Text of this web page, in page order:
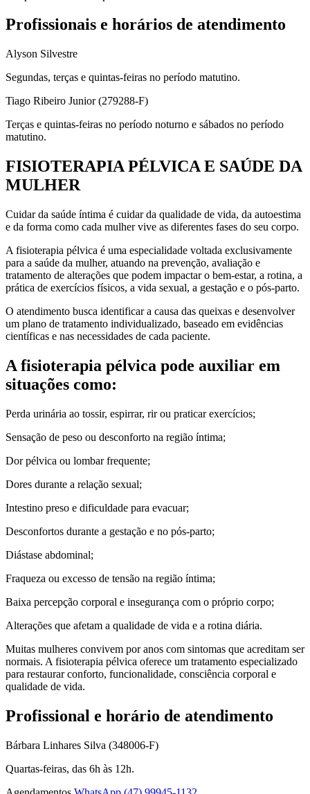
Profissionais e horários de atendimento
Alyson Silvestre
Segundas, terças e quintas-feiras no período matutino.
Tiago Ribeiro Junior (279288-F)
Terças e quintas-feiras no período noturno e sábados no período
matutino.
FISIOTERAPIA PÉLVICA E SAÚDE DA
MULHER
Cuidar da saúde íntima é cuidar da qualidade de vida, da autoestima
e da forma como cada mulher vive as diferentes fases do seu corpo.
A fisioterapia pélvica é uma especialidade voltada exclusivamente
para a saúde da mulher, atuando na prevenção, avaliação e
tratamento de alterações que podem impactar o bem-estar, a rotina, a
prática de exercícios físicos, a vida sexual, a gestação e o pós-parto.
O atendimento busca identificar a causa das queixas e desenvolver
um plano de tratamento individualizado, baseado em evidências
científicas e nas necessidades de cada paciente.
A fisioterapia pélvica pode auxiliar em
situações como:
Perda urinária ao tossir, espirrar, rir ou praticar exercícios;
Sensação de peso ou desconforto na região íntima;
Dor pélvica ou lombar frequente;
Dores durante a relação sexual;
Intestino preso e dificuldade para evacuar;
Desconfortos durante a gestação e no pós-parto;
Diástase abdominal;
Fraqueza ou excesso de tensão na região íntima;
Baixa percepção corporal e insegurança com o próprio corpo;
Alterações que afetam a qualidade de vida e a rotina diária.
Muitas mulheres convivem por anos com sintomas que acreditam ser
normais. A fisioterapia pélvica oferece um tratamento especializado
para restaurar conforto, funcionalidade, consciência corporal e
qualidade de vida.
Profissional e horário de atendimento
Bárbara Linhares Silva (348006-F)
Quartas-feiras, das 6h às 12h.